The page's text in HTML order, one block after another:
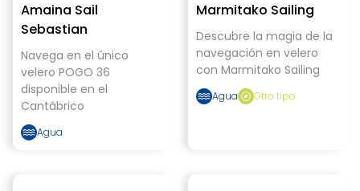
Amaina Sail
Sebastian
Navega en el único
velero POGO 36
disponible en el
Cantábrico
Agua
Marmitako Sailing
Descubre la magia de la
navegación en velero
con Marmitako Sailing
Agua Otro tipo